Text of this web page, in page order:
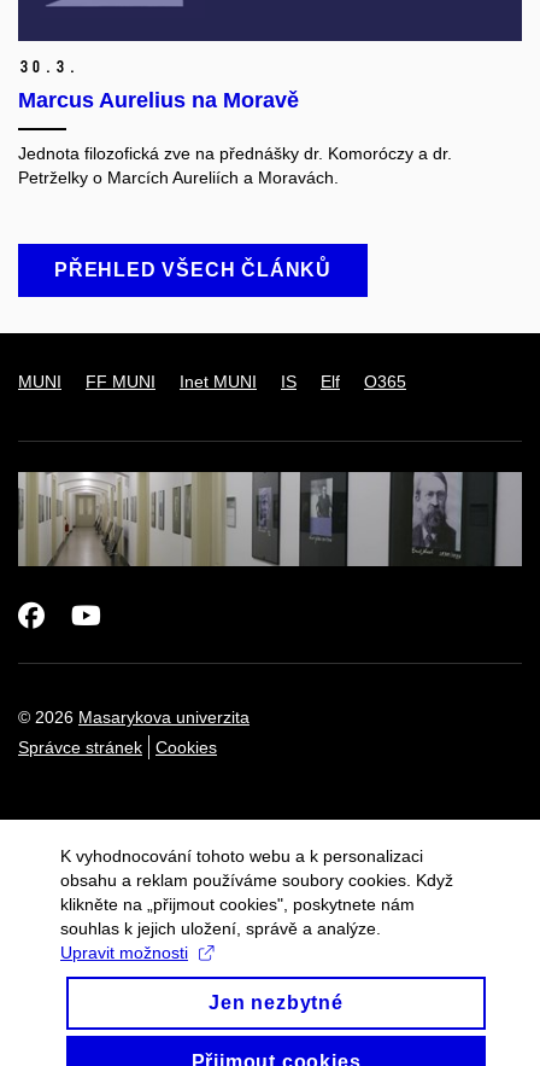
30. 3.
Marcus Aurelius na Moravě
Jednota filozofická zve na přednášky dr. Komoróczy a dr.
Petrželky o Marcích Aureliích a Moravách.
PŘEHLED VŠECH ČLÁNKŮ
MUNI FF MUNI Inet MUNI IS Elf O365
© 2026 Masarykova univerzita
Správce stránek
Cookies
Facebook
K vyhodnocování tohoto webu a k personalizaci
obsahu a reklam používáme soubory cookies. Když
klikněte na „přijmout cookies", poskytnete nám
souhlas k jejich uložení, správě a analýze.
Upravit možnosti
Jen nezbytné
Přijmout cookies